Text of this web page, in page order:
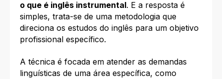
o que é inglês instrumental. E a resposta é
simples, trata-se de uma metodologia que
direciona os estudos do inglês para um objetivo
profissional específico.
A técnica é focada em atender as demandas
linguísticas de uma área específica, como